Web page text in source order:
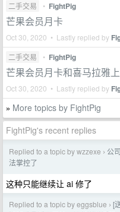
二手交易 • FightPig
芒果会员月卡
Oct 30, 2020 • Lastly replied by
二手交易 • FightPig
芒果会员月卡和喜马拉雅
Oct 30, 2020 • Lastly replied by
» More topics by FightPig
FightPig's recent replies
Replied to a topic by wzzexe › 公
法掌控了
这种只能继续让 ai 修了
Replied to a topic by eggsblue › [